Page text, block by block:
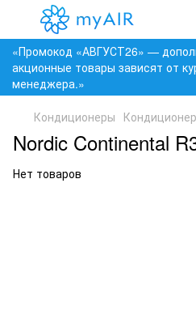
«Промокод «АВГУСТ26» —
акционные товары зависят от
менеджера.»
Кондиционеры
Nordic Continental
Нет товаров